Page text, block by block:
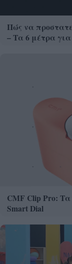
Πώς να
– Τα 6 μέτρα για
CMF Clip Pro: Τα
Smart Dial